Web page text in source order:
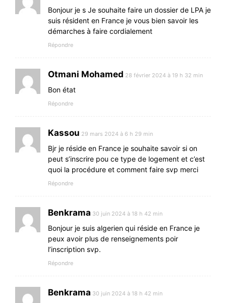
Bonjour je s Je souhaite faire un dossier de LPA je
suis résident en France je vous bien savoir les
démarches à faire cordialement
Répondre
Otmani Mohamed 28 février 2024 à 19 h 32 min
Bon état
Répondre
Kassou 29 mars 2024 à 6 h 29 min
Bjr je réside en France je souhaite savoir si on
peut s’inscrire pou ce type de logement et c’est
quoi la procédure et comment faire svp merci
Répondre
Benkrama 30 juin 2024 à 18 h 42 min
Bonjour je suis algerien qui réside en France je
peux avoir plus de renseignements poir
l’inscription svp.
Répondre
Benkrama 30 juin 2024 à 18 h 42 min